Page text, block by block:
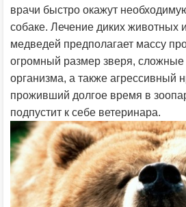
врачи быстро окажут
собаке. Лечение диких животных
медведей предполагает массу
огромный размер зверя, сложные
организма, а также агрессивный
проживший долгое время в
подпустит к себе ветеринара.